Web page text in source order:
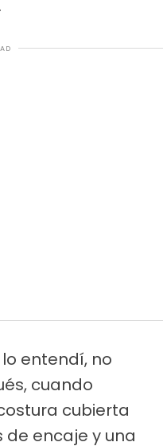
entendí, no
cuando
cubierta
encaje y una